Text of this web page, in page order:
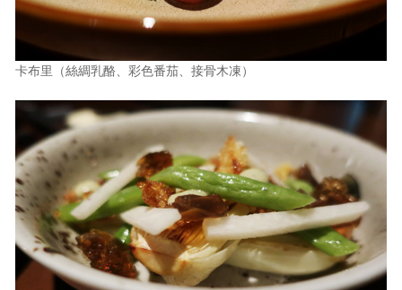
卡布里（絲綢乳酪、彩色番茄、接骨木凍）